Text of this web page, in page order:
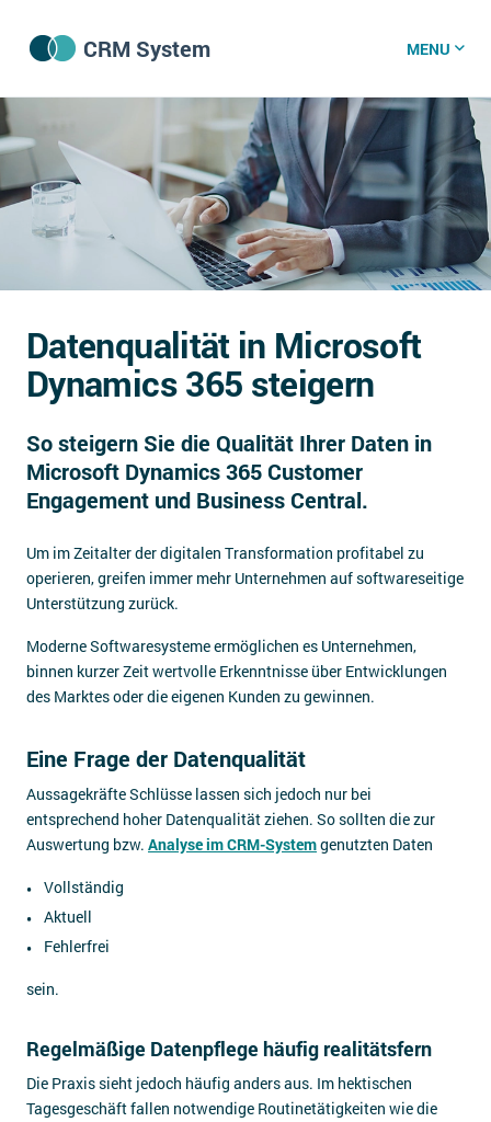
CRM System
CRM Software
CRM Wissenszentrum
CRM News
Was ist CRM?
Offene Stellen bei CRM-Lieferanten
Über uns
DSGVO/GDPR
Impressum
Kontakt
MENU
Datenqualität in Microsoft
Dynamics 365 steigern
So steigern Sie die Qualität Ihrer Daten in
Microsoft Dynamics 365 Customer
Engagement und Business Central.
Um im Zeitalter der digitalen Transformation profitabel zu
operieren, greifen immer mehr Unternehmen auf softwareseitige
Unterstützung zurück.
Moderne Softwaresysteme ermöglichen es Unternehmen,
binnen kurzer Zeit wertvolle Erkenntnisse über Entwicklungen
des Marktes oder die eigenen Kunden zu gewinnen.
Eine Frage der Datenqualität
Aussagekräfte Schlüsse lassen sich jedoch nur bei
entsprechend hoher Datenqualität ziehen. So sollten die zur
Auswertung bzw. Analyse im CRM-Systemgenutzten Daten
Vollständig
Aktuell
Fehlerfrei
sein.
Regelmäßige Datenpflege häufig realitätsfern
Die Praxis sieht jedoch häufig anders aus. Im hektischen
Tagesgeschäft fallen notwendige Routinetätigkeiten wie die